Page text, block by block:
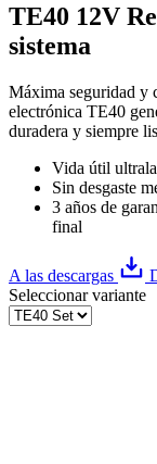
TE40 12V
sistema
Máxima seguridad y
electrónica TE40
duradera y siempre
Vida útil
Sin desgaste
3 años de
final
A las descargas
Seleccionar variante